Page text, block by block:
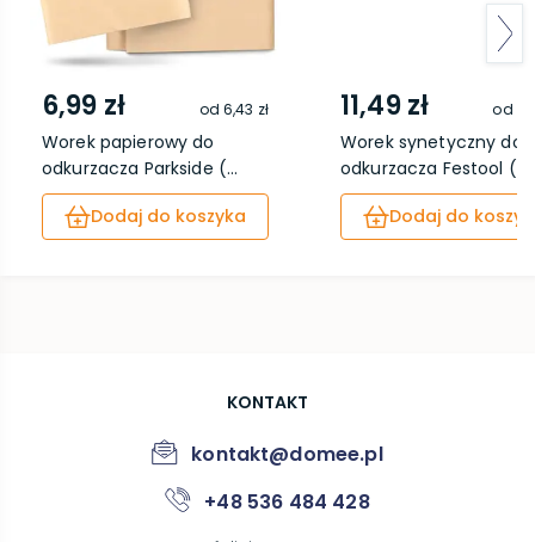
6,99 zł od6,43 zł
Worek papierowy do
odkurzacza Parkside (...
Dodaj do koszyka
11,49 zł od
Worek synetyczny do
odkurzacza Festool (...
Dodaj do
KONTAKT
kontakt@domee.pl
+48 536 484 428